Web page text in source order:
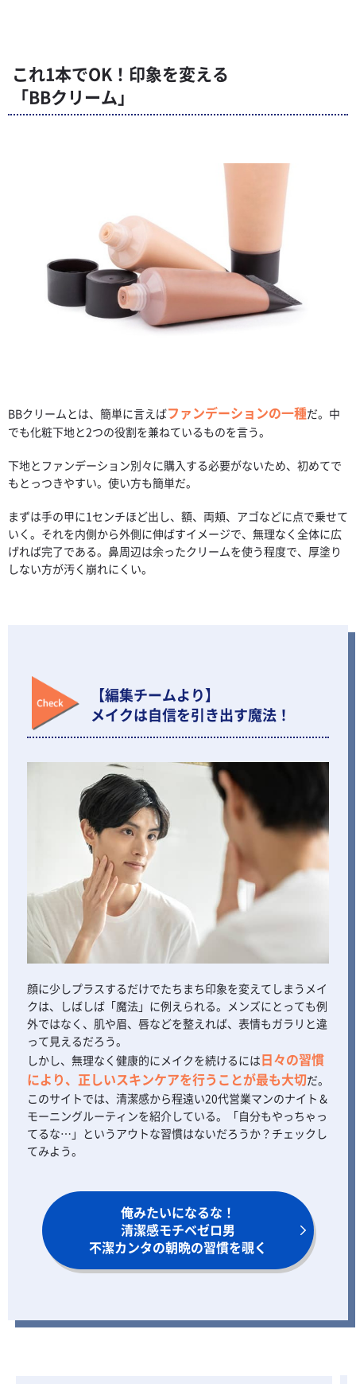
これ1本でOK！印象を変える
「BBクリーム」
BBクリームとは、簡単に言えばファンデーションの一種だ。中
でも化粧下地と2つの役割を兼ねているものを言う。
下地とファンデーション別々に購入する必要がないため、初めてで
もとっつきやすい。使い方も簡単だ。
まずは手の甲に1センチほど出し、額、両頬、アゴなどに点で乗せて
いく。それを内側から外側に伸ばすイメージで、無理なく全体に広
げれば完了である。鼻周辺は余ったクリームを使う程度で、厚塗り
しない方が汚く崩れにくい。
【編集チームより】
メイクは自信を引き出す魔法！
顔に少しプラスするだけでたちまち印象を変えてしまうメイ
クは、しばしば「魔法」に例えられる。メンズにとっても例
外ではなく、肌や眉、唇などを整えれば、表情もガラリと違
って見えるだろう。
しかし、無理なく健康的にメイクを続けるには日々の習慣
により、正しいスキンケアを行うことが最も大切だ。
このサイトでは、清潔感から程遠い20代営業マンのナイト＆
モーニングルーティンを紹介している。「自分もやっちゃっ
てるな…」というアウトな習慣はないだろうか？チェックし
てみよう。
俺みたいになるな！
清潔感モチベゼロ男
不潔カンタの朝晩の習慣を覗く